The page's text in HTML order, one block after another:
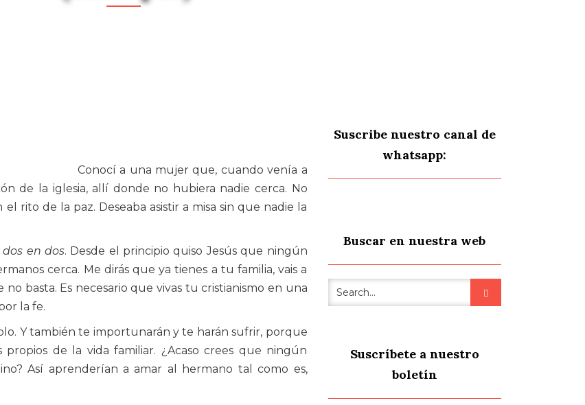
Conocí a una mujer que, cuando venía a
de la iglesia, allí donde no hubiera nadie cerca. No
rito de la paz. Deseaba asistir a misa sin que nadie la
en dos. Desde el principio quiso Jesús que ningún
cerca. Me dirás que ya tienes a tu familia, vais a
basta. Es necesario que vivas tu cristianismo en una
la fe.
Y también te importunarán y te harán sufrir, porque
de la vida familiar. ¿Acaso crees que ningún
Así aprenderían a amar al hermano tal como es,
Suscribe nuestro canal de
whatsapp:
Buscar en nuestra web
Suscríbete a nuestro
boletín